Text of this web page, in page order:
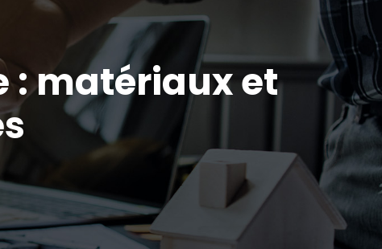
: matériaux et